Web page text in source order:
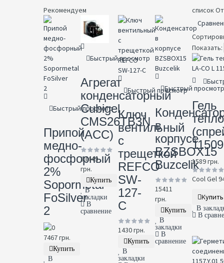
Рекомендуем
Быстрый просмотр
Припой
медно-
фосфорный
2%
Sopormetal
FoSilver
2
7467 грн.
Купить
В
Быстрый просмотр
Агрегат
конденсаторный
Cubigel
CMS26TB3N
(ACC)
33449
грн.
Купить
В
закладки
В
сравнение
Быстрый просмотр
Ключ
вентильный
с
трещеткой
REFCO
SW-
127-
C
1430 грн.
Купить
В
закладки
Быстрый просмотр
в
корпусе
BZSBOX15
Buzcelik
15411
грн.
Купить
В
закладки
В
сравнение
список
Показать:
Гель
11509
1589 грн.
Cool Gel
Купить
В
В